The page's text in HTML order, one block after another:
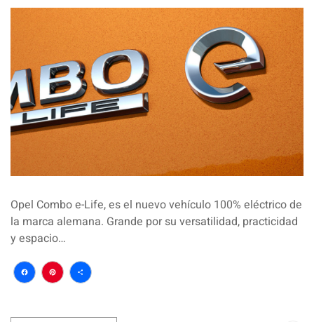
Opel Combo e-Life, es el nuevo vehículo 100% eléctrico de
la marca alemana. Grande por su versatilidad, practicidad
y espacio…
Facebook
Pinterest
Compartir